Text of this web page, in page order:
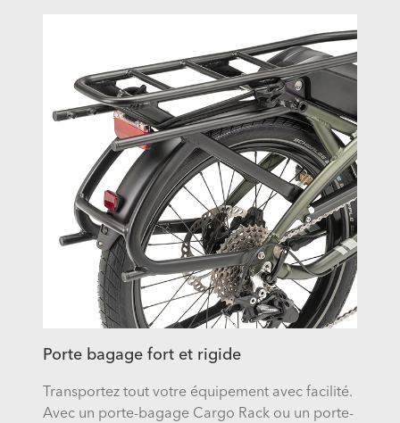
Porte bagage fort et rigide
Transportez tout votre équipement avec facilité.
Avec un porte-bagage Cargo Rack ou un porte-